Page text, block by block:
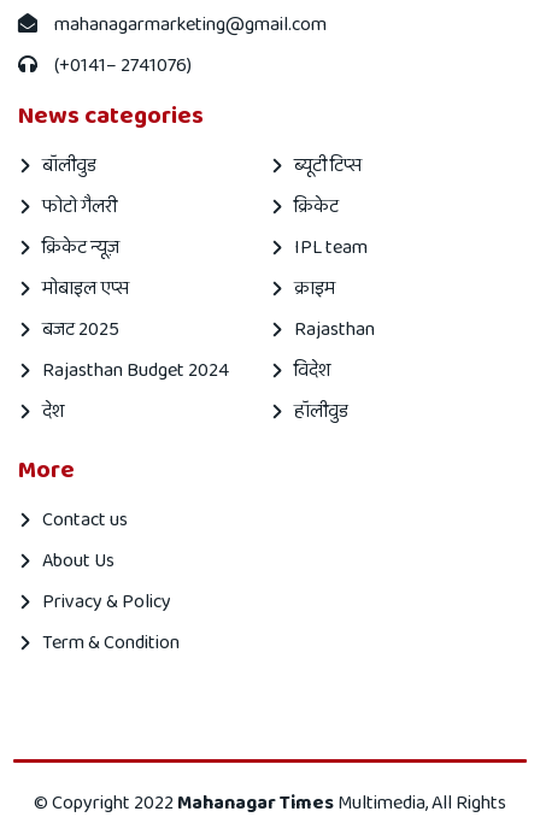
mahanagarmarketing@gmail.com
(+0141– 2741076)
News categories
बॉलीवुड
ब्यूटी टिप्स
फोटो गैलरी
क्रिकेट
क्रिकेट न्यूज़
IPL team
मोबाइल एप्स
क्राइम
बजट 2025
Rajasthan
Rajasthan Budget 2024
विदेश
देश
हॉलीवुड
More
Contact us
About Us
Privacy & Policy
Term & Condition
times
Times© Copyright 2022Mahanagar TimesMultimedia, All Rights